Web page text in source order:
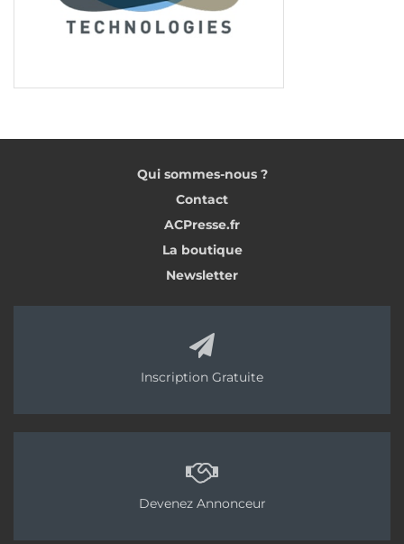
Qui sommes-nous ?
Contact
ACPresse.fr
La boutique
Newsletter
Inscription Gratuite
Devenez Annonceur